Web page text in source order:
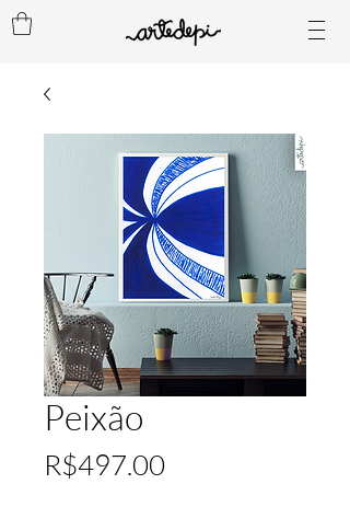
Peixão
R$497.00Price